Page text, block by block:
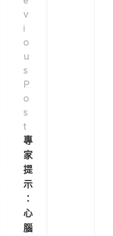
v
i
o
u
s
P
o
s
t
專
家
提
示
：
心
腦